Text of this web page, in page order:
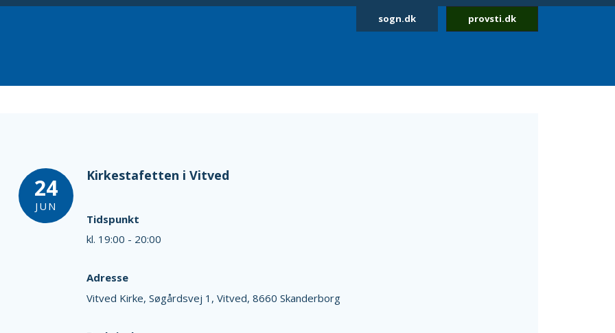
sogn.dk provsti.dk
24
JUN
Kirkestafetten i Vitved
Tidspunkt
kl. 19:00 - 20:00
Adresse
Vitved Kirke, Søgårdsvej 1, Vitved, 8660 Skanderborg